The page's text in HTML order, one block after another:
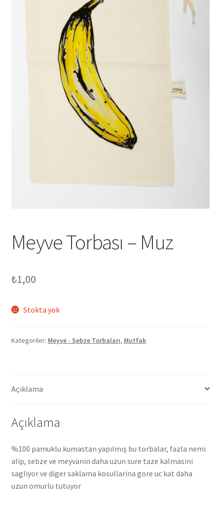
genişlet
Meyve Torbası – Muz
₺1,00
Stokta yok
Kategoriler: Meyve - Sebze Torbaları, Mutfak
Açıklama
Açıklama
%100 pamuklu kumastan yapılmış bu torbalar, fazla nemi
alip, sebze ve meyvanin daha uzun sure taze kalmasini
sagliyor ve diger saklama kosullarina gore uc kat daha
uzun omurlu tutuyor